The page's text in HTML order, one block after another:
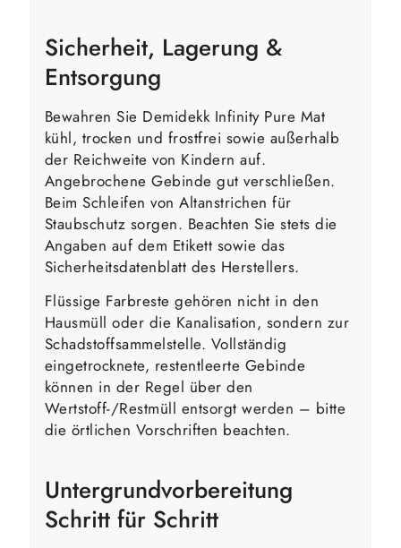
Sicherheit, Lagerung &
Entsorgung
Bewahren Sie Demidekk Infinity Pure Mat
kühl, trocken und frostfrei sowie außerhalb
der Reichweite von Kindern auf.
Angebrochene Gebinde gut verschließen.
Beim Schleifen von Altanstrichen für
Staubschutz sorgen. Beachten Sie stets die
Angaben auf dem Etikett sowie das
Sicherheitsdatenblatt des Herstellers.
Flüssige Farbreste gehören nicht in den
Hausmüll oder die Kanalisation, sondern zur
Schadstoffsammelstelle. Vollständig
eingetrocknete, restentleerte Gebinde
können in der Regel über den
Wertstoff-/Restmüll entsorgt werden – bitte
die örtlichen Vorschriften beachten.
Untergrundvorbereitung
Schritt für Schritt